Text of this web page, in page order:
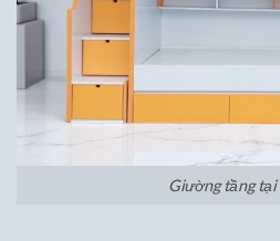
Giường tầng tại